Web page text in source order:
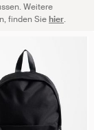
Weitere
finden Siehier.